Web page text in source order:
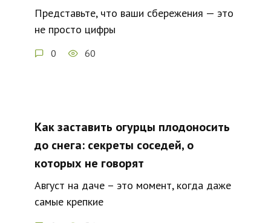
Представьте, что ваши сбережения — это
не просто цифры
0 60
Как заставить огурцы плодоносить
до снега: секреты соседей, о
которых не говорят
Август на даче – это момент, когда даже
самые крепкие